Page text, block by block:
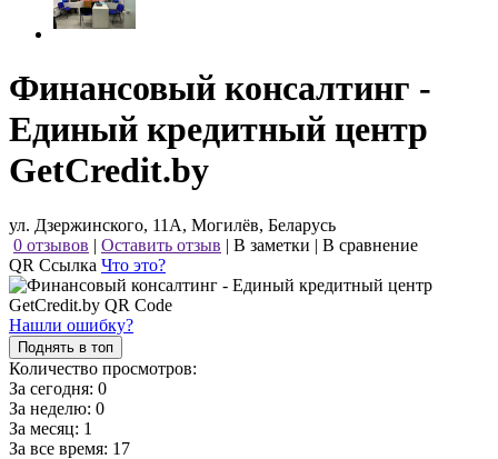
Финансовый консалтинг -
Единый кредитный центр
GetCredit.by
ул. Дзержинского, 11А, Могилёв, Беларусь
0 отзывов | Оставить отзыв | В заметки | В сравнение
QR Ссылка Что это?
Нашли ошибку?
Поднять в топ
Количество просмотров:
За сегодня: 0
За неделю: 0
За месяц: 1
За все время: 17